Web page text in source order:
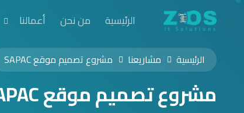
الرئيسية من نحن أعمالنا
الرئيسية مشاريعنا مشروع تصميم موقع SAPAC
مشروع تصميم موقع SAPAC